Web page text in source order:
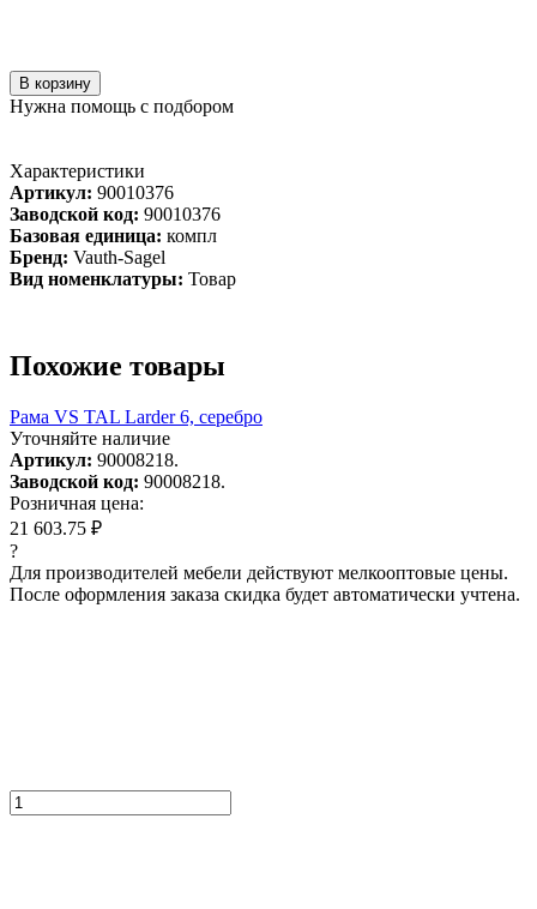
В корзину
Нужна помощь с подбором
Характеристики
Артикул: 90010376
Заводской код: 90010376
Базовая единица: компл
Бренд: Vauth-Sagel
Вид номенклатуры: Товар
Похожие товары
Рама VS TAL Larder 6, серебро
Уточняйте наличие
Артикул: 90008218.
Заводской код: 90008218.
Розничная цена:
21 603.75 ₽
?
Для производителей мебели действуют мелкооптовые цены.
После оформления заказа скидка будет автоматически учтена.